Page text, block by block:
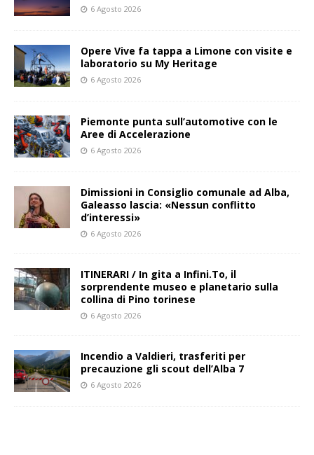
6 Agosto 2026
Opere Vive fa tappa a Limone con visite e
laboratorio su My Heritage
6 Agosto 2026
Piemonte punta sull’automotive con le
Aree di Accelerazione
6 Agosto 2026
Dimissioni in Consiglio comunale ad Alba,
Galeasso lascia: «Nessun conflitto
d’interessi»
6 Agosto 2026
ITINERARI / In gita a Infini.To, il
sorprendente museo e planetario sulla
collina di Pino torinese
6 Agosto 2026
Incendio a Valdieri, trasferiti per
precauzione gli scout dell’Alba 7
6 Agosto 2026